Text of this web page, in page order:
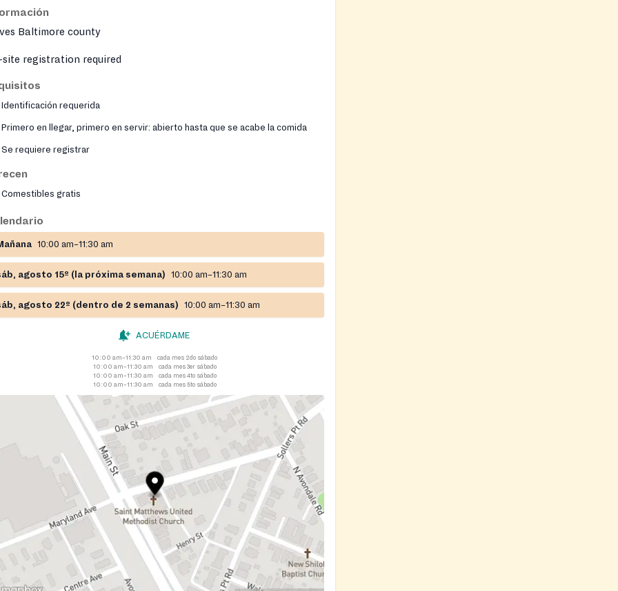
Baltimore county
site registration required
Identificación requerida
Primero en llegar, primero en servir: abierto hasta que se acabe la comida
Se requiere registrar
Comestibles gratis
10:00 am–11:30 am
agosto 15º (la próxima semana) 10:00 am–11:30 am
agosto 22º (dentro de 2 semanas) 10:00 am–11:30 am
ACUÉRDAME
10:00 am–11:30 am
cada mes 2do sábado
10:00 am–11:30 am
cada mes 3er sábado
10:00 am–11:30 am
cada mes 4to sábado
10:00 am–11:30 am
cada mes 5to sábado